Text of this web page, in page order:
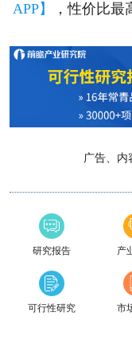
APP】
，性价比最
广告、内
研究报告 产
可行性研究 市